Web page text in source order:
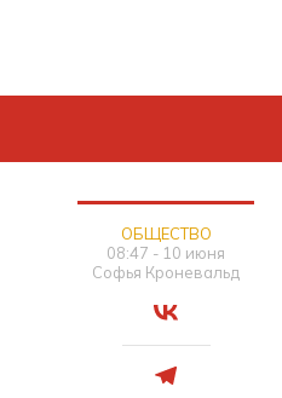
ОБЩЕСТВО
08:47 - 10 июня
Софья Кроневальд